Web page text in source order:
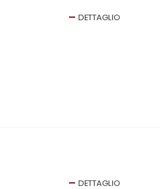
DETTAGLIO
DETTAGLIO